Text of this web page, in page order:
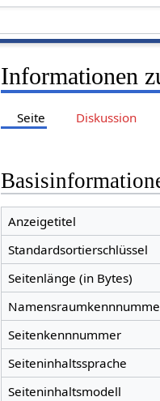
Informationen
Seite Diskussion
Anzeigetitel
Standardsortierschlüssel
Seitenlänge (in Bytes)
Seitenkennnummer
Seiteninhaltssprache
Seiteninhaltsmodell